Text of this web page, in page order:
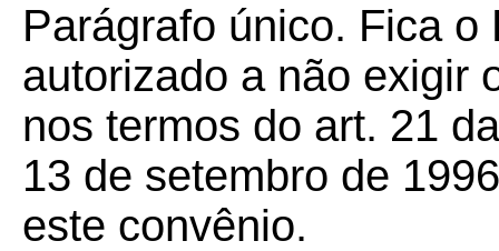
Parágrafo único. Fica
autorizado a não exigir
nos termos do art. 21
13 de setembro de
este convênio.